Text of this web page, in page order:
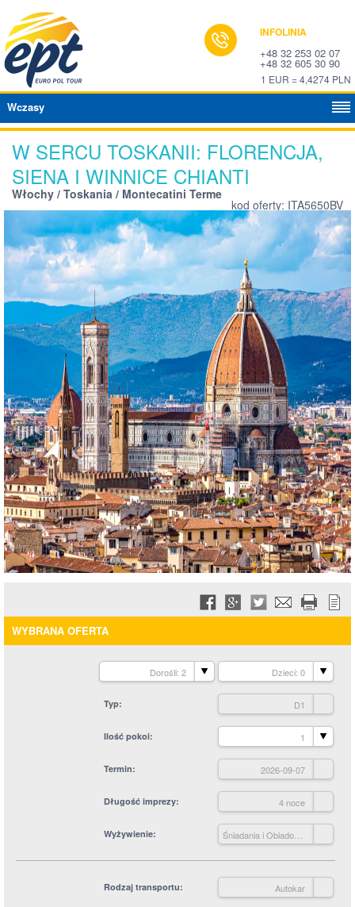
INFOLINIA
+48 32 253 02 07
+48 32 605 30 90
1 EUR = 4,4274 PLN
Wczasy
W SERCU TOSKANII: FLORENCJA,
SIENA I WINNICE CHIANTI
Włochy / Toskania / Montecatini Terme
kod oferty: ITA5650BV
WYBRANA OFERTA
Dorośli: 2 Dzieci: 0
Typ D1
Ilość pokoi 1
Termin 2026-09-07
Długość imprezy 4 noce
Wyżywienie
Rodzaj transportu Autokar